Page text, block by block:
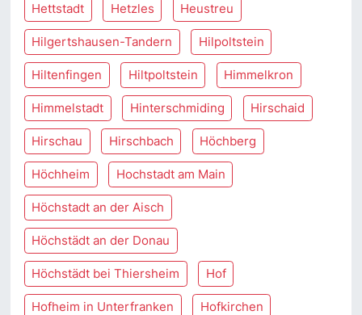
Hettstadt Hetzles Heustreu
Hilgertshausen-Tandern Hilpoltstein
Hiltenfingen Hiltpoltstein Himmelkron
Himmelstadt Hinterschmiding Hirschaid
Hirschau Hirschbach Höchberg
Höchheim Hochstadt am Main
Höchstadt an der Aisch
Höchstädt an der Donau
Höchstädt bei Thiersheim Hof
Hofheim in Unterfranken Hofkirchen